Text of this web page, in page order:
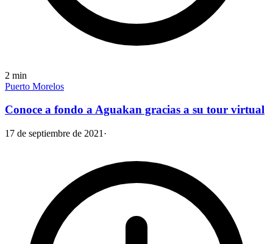
2 min
Puerto Morelos
Conoce a fondo a Aguakan gracias a su tour virtual
17 de septiembre de 2021 ·